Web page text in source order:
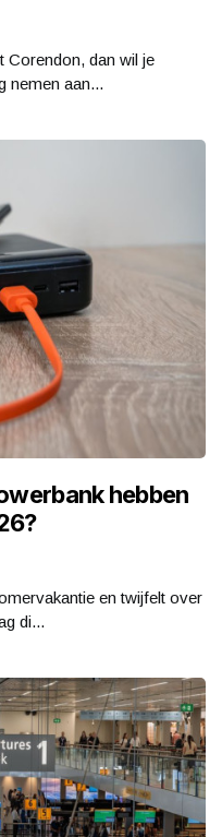
Corendon, dan wil je
nemen aan...
hebben
en twijfelt over
di...